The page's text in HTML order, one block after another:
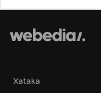
Xataka